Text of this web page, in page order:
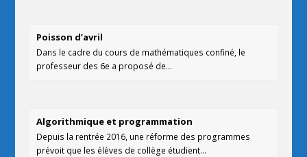
Poisson d’avril
Dans le cadre du cours de mathématiques confiné, le
professeur des 6e a proposé de…
Algorithmique et programmation
Depuis la rentrée 2016, une réforme des programmes
prévoit que les élèves de collège étudient…